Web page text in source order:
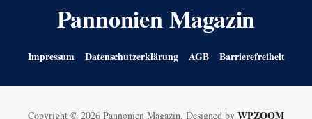
Pannonien Magazin
Impressum Datenschutzerklärung AGB Barrierefreiheit
Copyright © 2026 Pannonien Magazin. Designed by WPZOOM